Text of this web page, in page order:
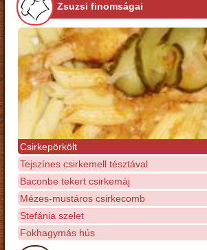
Zsuzsi finomságai
Csirkepörkölt
Tejszínes csirkemell tésztával
Baconbe tekert csirkemáj
Mézes-mustáros csirkecomb
Stefánia szelet
Fokhagymás hús